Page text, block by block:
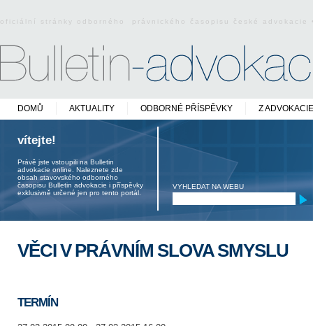
oficiální stránky odborného právnického časopisu české
DOMŮ AKTUALITY ODBORNÉ PŘÍSPĚVKY Z ADVOKACIE
vítejte!
Právě jste vstoupili na Bulletin
advokacie online. Naleznete zde
obsah stavovského odborného
časopisu Bulletin advokacie i příspěvky
exklusivně určené jen pro tento portál.
VYHLEDAT NA WEBU
VĚCI V PRÁVNÍM SLOVA SMYSLU
TERMÍN